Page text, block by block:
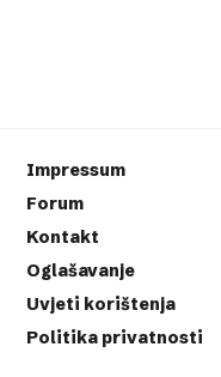
Impressum
Forum
Kontakt
Oglašavanje
Uvjeti korištenja
Politika privatnosti